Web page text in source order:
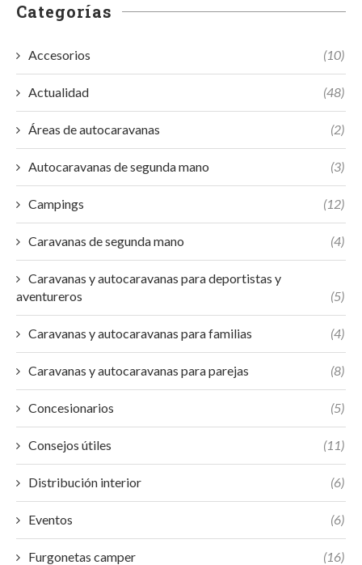
Categorías
Accesorios (10)
Actualidad (48)
Áreas de autocaravanas (2)
Autocaravanas de segunda mano (3)
Campings (12)
Caravanas de segunda mano (4)
Caravanas y autocaravanas para deportistas y
aventureros
(5)
Caravanas y autocaravanas para familias (4)
Caravanas y autocaravanas para parejas (8)
Concesionarios (5)
Consejos útiles (11)
Distribución interior (6)
Eventos (6)
Furgonetas camper (16)